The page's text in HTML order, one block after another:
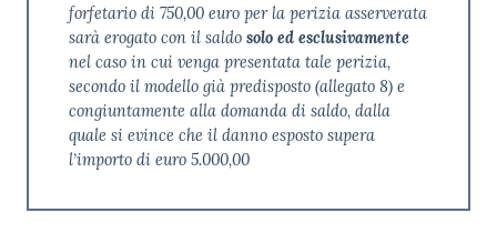
forfetario di 750,00 euro per la perizia asserverata
sarà erogato con il saldo solo ed esclusivamente
nel caso in cui venga presentata tale perizia,
secondo il modello già predisposto (allegato 8) e
congiuntamente alla domanda di saldo, dalla
quale si evince che il danno esposto supera
l’importo di euro 5.000,00